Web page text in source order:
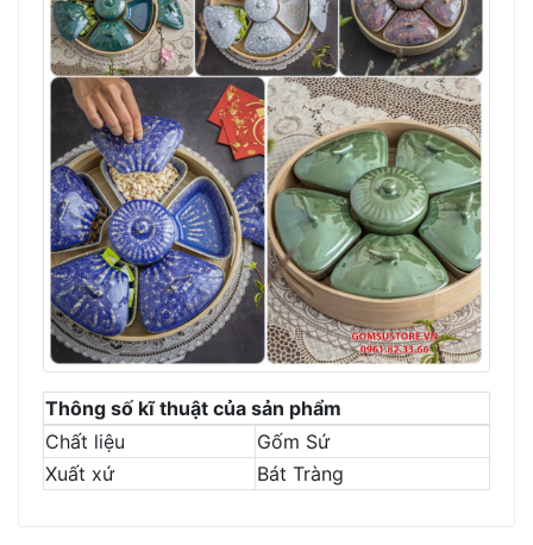
Thông số kĩ thuật của sản phẩm
Chất liệu
Gốm Sứ
Xuất xứ
Bát Tràng